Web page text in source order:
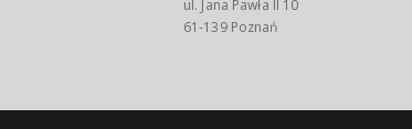
ul. Jana Pawła II 10
61-139 Poznań